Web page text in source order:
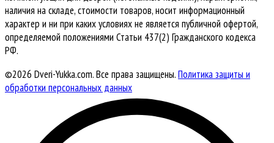
наличия на складе, стоимости товаров, носит информационный
характер и ни при каких условиях не является публичной офертой,
определяемой положениями Статьи 437(2) Гражданского кодекса
РФ.
©2026 Dveri-Yukka.com. Все права защищены.Политика защиты и
обработки персональных данных